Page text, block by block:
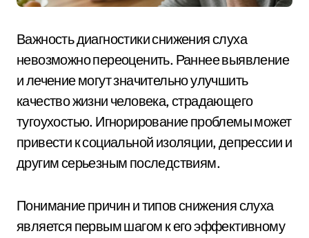
Важность диагностики снижения слуха
невозможно переоценить. Раннее выявление
и лечение могут значительно улучшить
качество жизни человека, страдающего
тугоухостью. Игнорирование проблемы может
привести к социальной изоляции, депрессии и
другим серьезным последствиям.
Понимание причин и типов снижения слуха
является первым шагом к его эффективному